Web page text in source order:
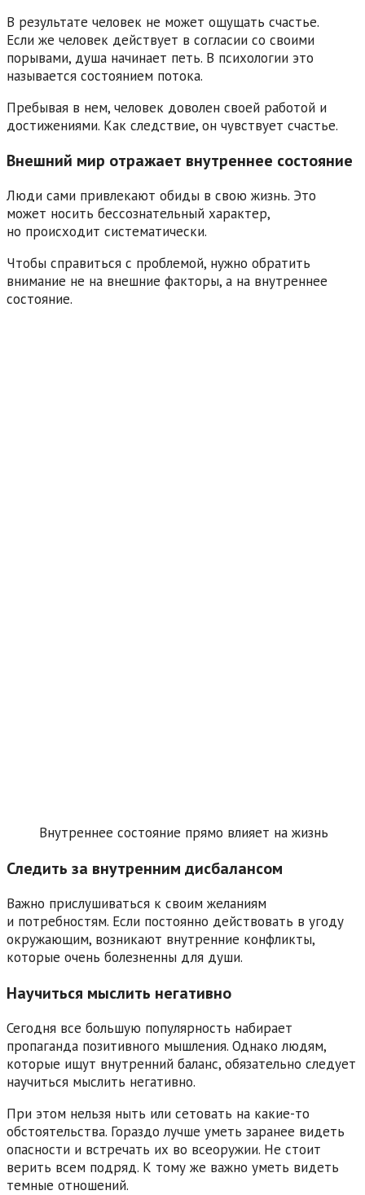
В результате человек не может ощущать счастье.
Если же человек действует в согласии со своими
порывами, душа начинает петь. В психологии это
называется состоянием потока.
Пребывая в нем, человек доволен своей работой и
достижениями. Как следствие, он чувствует счастье.
Внешний мир отражает внутреннее состояние
Люди сами привлекают обиды в свою жизнь. Это
может носить бессознательный характер,
но происходит систематически.
Чтобы справиться с проблемой, нужно обратить
внимание не на внешние факторы, а на внутреннее
состояние.
Внутреннее состояние прямо влияет на жизнь
Следить за внутренним дисбалансом
Важно прислушиваться к своим желаниям
и потребностям. Если постоянно действовать в угоду
окружающим, возникают внутренние конфликты,
которые очень болезненны для души.
Научиться мыслить негативно
Сегодня все большую популярность набирает
пропаганда позитивного мышления. Однако людям,
которые ищут внутренний баланс, обязательно следует
научиться мыслить негативно.
При этом нельзя ныть или сетовать на какие-то
обстоятельства. Гораздо лучше уметь заранее видеть
опасности и встречать их во всеоружии. Не стоит
верить всем подряд. К тому же важно уметь видеть
темные отношений.